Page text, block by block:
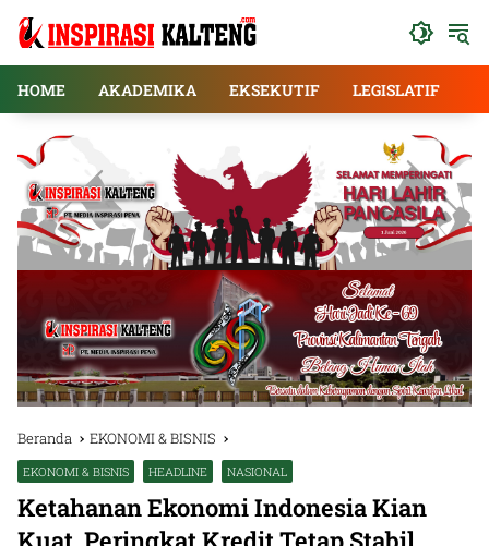
HOME
AKADEMIKA EKSEKUTIF LEGISLATIF
Beranda EKONOMI & BISNIS
EKONOMI & BISNIS HEADLINE NASIONAL
Ketahanan Ekonomi Indonesia Kian